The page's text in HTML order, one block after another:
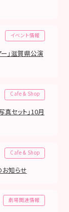
イベント情報
」滋賀県公演
Cafe & Shop
セット」10月
Cafe & Shop
知らせ
劇場関連情報